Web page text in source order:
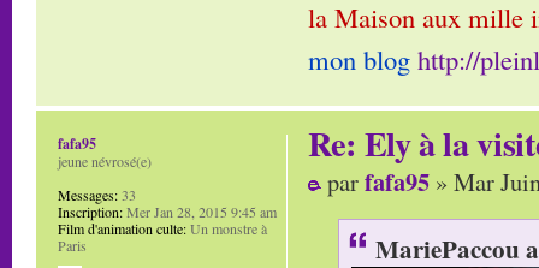
la Maison aux mille
mon blog http://
Re: Ely à la
parfafa95 » Mar
MariePaccou
fafa95
jeune névrosé(e)
Messages:33
Inscription:Mer Jan 28, 2015 9:45 am
Film d'animation culte:Un monstre à
Paris